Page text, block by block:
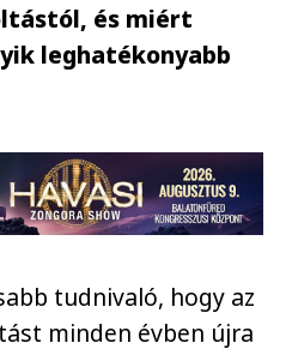
és miért
leghatékonyabb
tudnivaló, hogy az
minden évben újra